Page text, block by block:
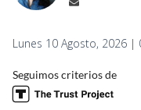
Lunes 10 Agosto, 2026 |
Seguimos criterios de